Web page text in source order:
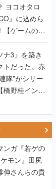
ヨコオタロ
』に込めら
【ゲームの企
ナ3』を築き
トだった。赤
隊”がシリー
橋野桂インタ
ンガ『若ゲの
モン』田尻
伸さんらの貴